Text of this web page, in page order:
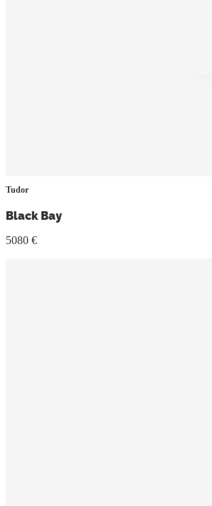
Tudor
Black Bay
5080 €